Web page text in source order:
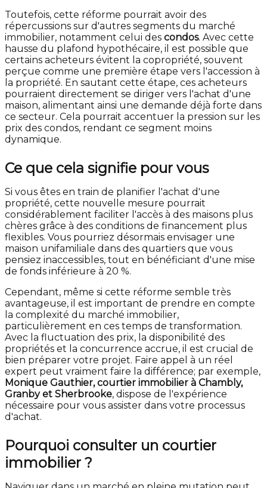
Toutefois, cette réforme pourrait avoir des
répercussions sur d'autres segments du marché
immobilier, notamment celui des condos. Avec cette
hausse du plafond hypothécaire, il est possible que
certains acheteurs évitent la copropriété, souvent
perçue comme une première étape vers l'accession à
la propriété. En sautant cette étape, ces acheteurs
pourraient directement se diriger vers l'achat d'une
maison, alimentant ainsi une demande déjà forte dans
ce secteur. Cela pourrait accentuer la pression sur les
prix des condos, rendant ce segment moins
dynamique.
Ce que cela signifie pour vous
Si vous êtes en train de planifier l'achat d'une
propriété, cette nouvelle mesure pourrait
considérablement faciliter l'accès à des maisons plus
chères grâce à des conditions de financement plus
flexibles. Vous pourriez désormais envisager une
maison unifamiliale dans des quartiers que vous
pensiez inaccessibles, tout en bénéficiant d'une mise
de fonds inférieure à 20 %.
Cependant, même si cette réforme semble très
avantageuse, il est important de prendre en compte
la complexité du marché immobilier,
particulièrement en ces temps de transformation.
Avec la fluctuation des prix, la disponibilité des
propriétés et la concurrence accrue, il est crucial de
bien préparer votre projet. Faire appel à un réel
expert peut vraiment faire la différence; par exemple,
Monique Gauthier, courtier immobilier à Chambly,
Granby et Sherbrooke, dispose de l'expérience
nécessaire pour vous assister dans votre processus
d'achat.
Pourquoi consulter un courtier
immobilier ?